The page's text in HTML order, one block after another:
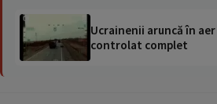
Ucrainenii aruncă în
controlat complet